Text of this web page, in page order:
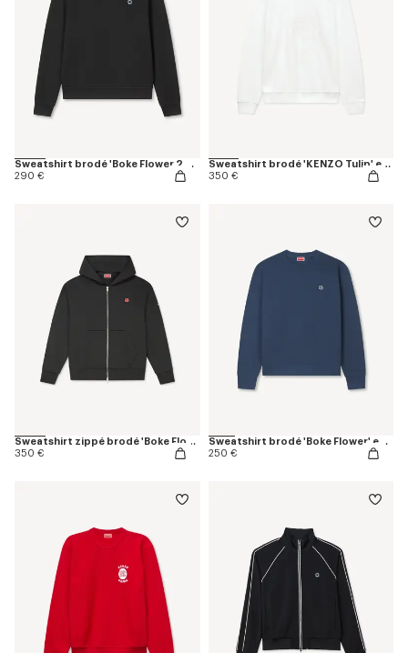
Sweatshirt brodé 'Boke Flower 2.0' en coton
290 €
Sweatshirt brodé 'KENZO Tulip' en coton
350 €
Sweatshirt zippé brodé 'Boke Flower' en coton
350 €
Sweatshirt brodé 'Boke Flower' en coton
250 €